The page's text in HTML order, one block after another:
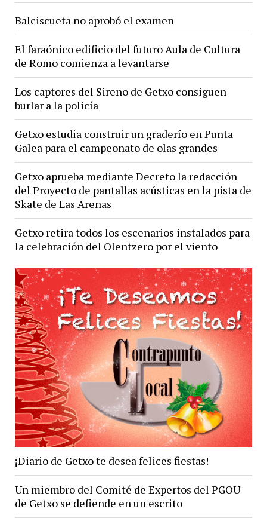
Balciscueta no aprobó el examen
El faraónico edificio del futuro Aula de Cultura
de Romo comienza a levantarse
Los captores del Sireno de Getxo consiguen
burlar a la policía
Getxo estudia construir un graderío en Punta
Galea para el campeonato de olas grandes
Getxo aprueba mediante Decreto la redacción
del Proyecto de pantallas acústicas en la pista de
Skate de Las Arenas
Getxo retira todos los escenarios instalados para
la celebración del Olentzero por el viento
¡Diario de Getxo te desea felices fiestas!
Un miembro del Comité de Expertos del PGOU
de Getxo se defiende en un escrito